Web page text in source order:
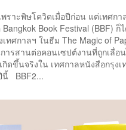
ราะพิษโควิดเมื่อปีก่อน แต่เทศก
Book Festival (BBF) ก็
ทศกาลฯ ในธีม The Magic of
ารสานต่อคอนเซปต์งานที่ถูกเลื่อ
กิดขึ้นจริงใน เทศกาลหนังสือกรุง
นี้ BBF2...